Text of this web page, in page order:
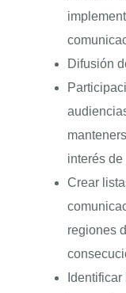
Difusión
interés
Crear
regiones